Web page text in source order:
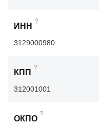
ИНН
?
3129000980
КПП
?
312001001
ОКПО
?